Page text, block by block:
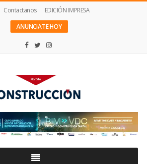
Contactanos
EDICIÓN IMPRESA
ANUNCIATE HOY